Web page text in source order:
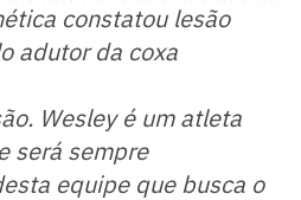
constatou lesão
adutor da coxa
Wesley é um atleta
será sempre
equipe que busca o